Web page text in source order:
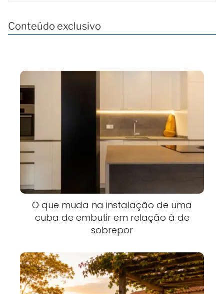
Conteúdo exclusivo
O que muda na instalação de uma
cuba de embutir em relação à de
sobrepor